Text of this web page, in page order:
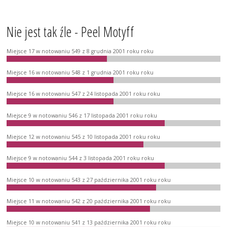
Nie jest tak źle - Peel Motyff
Miejsce 17 w notowaniu 549 z 8 grudnia 2001 roku roku
Miejsce 16 w notowaniu 548 z 1 grudnia 2001 roku roku
Miejsce 16 w notowaniu 547 z 24 listopada 2001 roku roku
Miejsce 9 w notowaniu 546 z 17 listopada 2001 roku roku
Miejsce 12 w notowaniu 545 z 10 listopada 2001 roku roku
Miejsce 9 w notowaniu 544 z 3 listopada 2001 roku roku
Miejsce 10 w notowaniu 543 z 27 października 2001 roku roku
Miejsce 11 w notowaniu 542 z 20 października 2001 roku roku
Miejsce 10 w notowaniu 541 z 13 października 2001 roku roku